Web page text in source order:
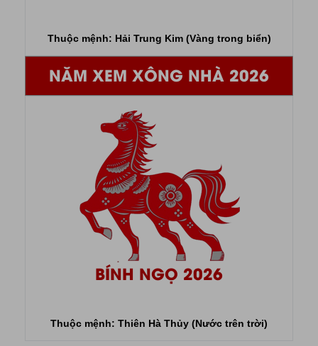
Thuộc mệnh: Hải Trung Kim (Vàng trong biển)
NĂM XEM XÔNG NHÀ 2026
BÍNH NGỌ 2026
Thuộc mệnh: Thiên Hà Thủy (Nước trên trời)